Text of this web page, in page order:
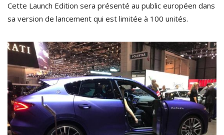
Cette Launch Edition sera présenté au public européen dans
sa version de lancement qui est limitée à 100 unités.